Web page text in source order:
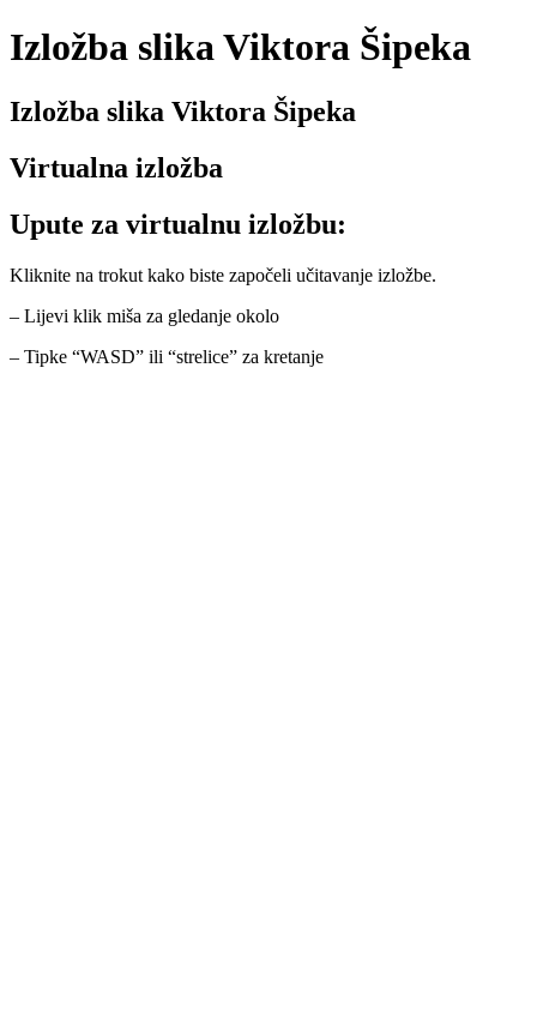
Izložba slika Viktora Šipeka
Izložba slika Viktora Šipeka
Virtualna izložba
Upute za virtualnu izložbu:
Kliknite na trokut kako biste započeli učitavanje izložbe.
– Lijevi klik miša za gledanje okolo
– Tipke “WASD” ili “strelice” za kretanje